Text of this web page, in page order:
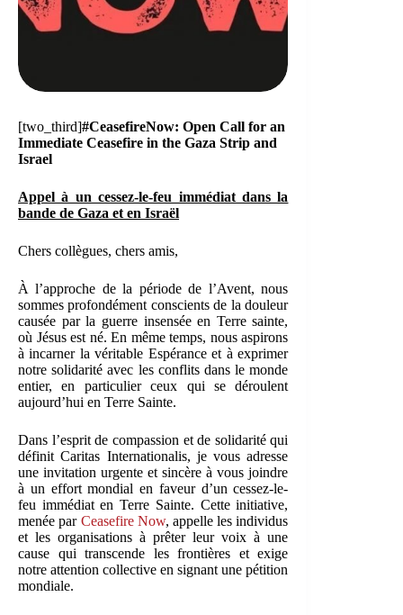
[two_third]#CeasefireNow: Open Call for an
Immediate Ceasefire in the Gaza Strip and
Israel
Appel à un cessez-le-feu immédiat dans la
bande de Gaza et en Israël
Chers collègues, chers amis,
À l’approche de la période de l’Avent, nous
sommes profondément conscients de la douleur
causée par la guerre insensée en Terre sainte,
où Jésus est né. En même temps, nous aspirons
à incarner la véritable Espérance et à exprimer
notre solidarité avec les conflits dans le monde
entier, en particulier ceux qui se déroulent
aujourd’hui en Terre Sainte.
Dans l’esprit de compassion et de solidarité qui
définit Caritas Internationalis, je vous adresse
une invitation urgente et sincère à vous joindre
à un effort mondial en faveur d’un cessez-le-
feu immédiat en Terre Sainte. Cette initiative,
menée par Ceasefire Now, appelle les individus
et les organisations à prêter leur voix à une
cause qui transcende les frontières et exige
notre attention collective en signant une pétition
mondiale.